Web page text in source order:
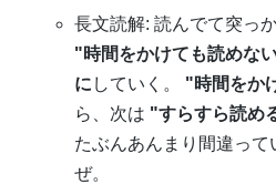
長文読解: 読んでて突っ
"時間をかけても読めな
に していく。 "時間をか
ら、次は "すらすら読め
たぶんあんまり間違っ
ぜ。